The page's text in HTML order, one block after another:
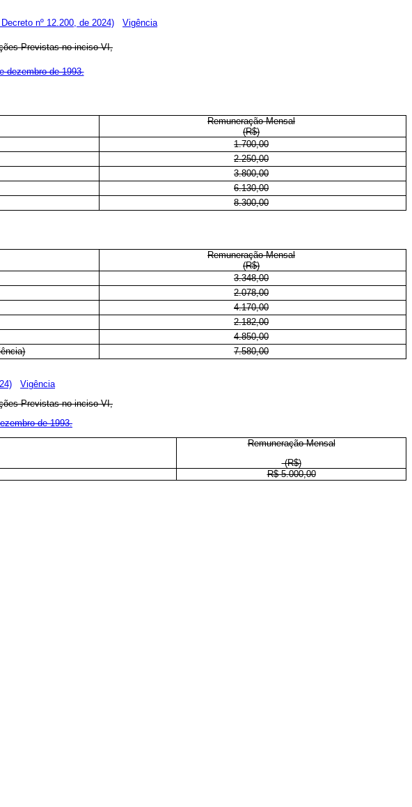
nº 12.200, de 2024) Vigência
Previstas no inciso VI,
dezembro de 1993.
Remuneração Mensal
(R$)
1.700,00
2.250,00
3.800,00
6.130,00
8.300,00
Remuneração Mensal
(R$)
3.348,00
2.078,00
4.170,00
2.182,00
4.850,00
7.580,00
Vigência
Previstas no inciso VI,
de 1993.
Remuneração Mensal
(R$)
R$ 5.000,00